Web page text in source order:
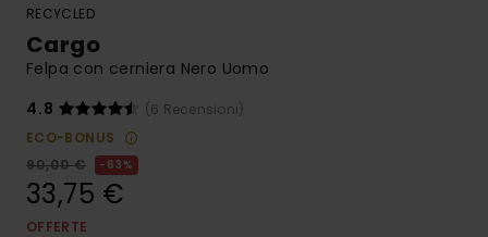
RECYCLED
Cargo
Felpa con cerniera Nero Uomo
4.8
(6 Recensioni)
ECO-BONUS
90,00 €
63%
33,75 €
OFFERTE